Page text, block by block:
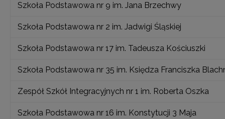
Szkoła Podstawowa nr 9 im. Jana Brzechwy
Szkoła Podstawowa nr 2 im. Jadwigi Śląskiej
Szkoła Podstawowa nr 17 im. Tadeusza Kościuszki
Szkoła Podstawowa nr 35 im. Księdza Franciszka
Zespół Szkół Integracyjnych nr 1 im. Roberta Oszka
Szkoła Podstawowa nr 16 im. Konstytucji 3 Maja